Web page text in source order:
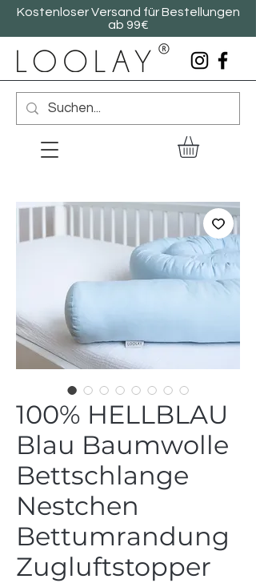
Kostenloser Versand für Bestellungen
ab 99€
100% HELLBLAU
Blau Baumwolle
Bettschlange
Nestchen
Bettumrandung
Zugluftstopper